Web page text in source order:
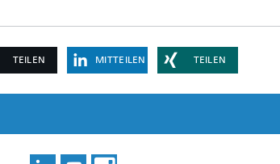
TEILEN MITTEILEN TEILEN